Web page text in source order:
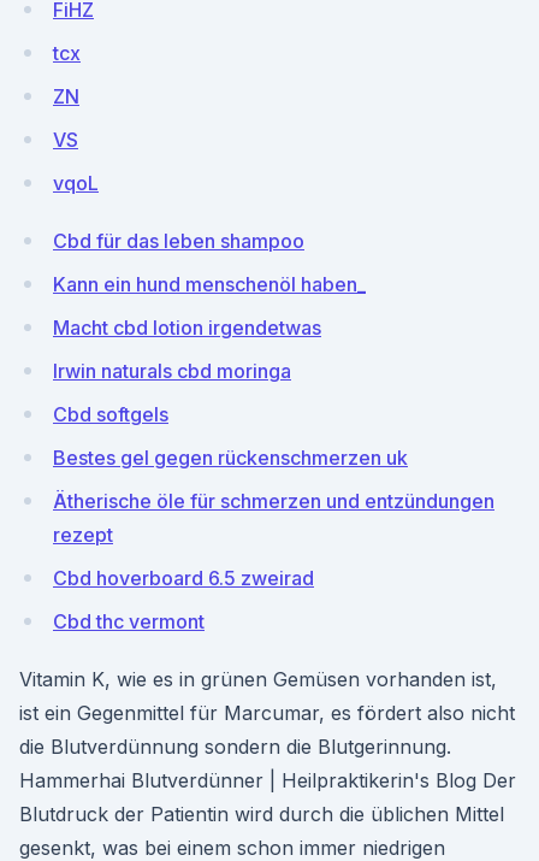
FiHZ
tcx
ZN
VS
vqoL
Cbd für das leben shampoo
Kann ein hund menschenöl haben_
Macht cbd lotion irgendetwas
Irwin naturals cbd moringa
Cbd softgels
Bestes gel gegen rückenschmerzen uk
Ätherische öle für schmerzen und entzündungen
rezept
Cbd hoverboard 6.5 zweirad
Cbd thc vermont
Vitamin K, wie es in grünen Gemüsen vorhanden ist,
ist ein Gegenmittel für Marcumar, es fördert also nicht
die Blutverdünnung sondern die Blutgerinnung.
Hammerhai Blutverdünner | Heilpraktikerin's Blog Der
Blutdruck der Patientin wird durch die üblichen Mittel
gesenkt, was bei einem schon immer niedrigen